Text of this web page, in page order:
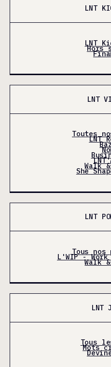
LNT
LNT
Hors
LNT
Toutes
LNT
Walk
She
LNT
Tous nos
L'WIP -
Walk
LNT
Tous
Mots